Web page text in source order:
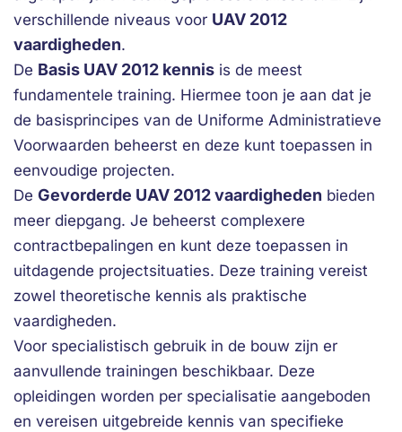
verschillende niveaus voor UAV 2012
vaardigheden.
De Basis UAV 2012 kennis is de meest
fundamentele training. Hiermee toon je aan dat je
de basisprincipes van de Uniforme Administratieve
Voorwaarden beheerst en deze kunt toepassen in
eenvoudige projecten.
De Gevorderde UAV 2012 vaardigheden bieden
meer diepgang. Je beheerst complexere
contractbepalingen en kunt deze toepassen in
uitdagende projectsituaties. Deze training vereist
zowel theoretische kennis als praktische
vaardigheden.
Voor specialistisch gebruik in de bouw zijn er
aanvullende trainingen beschikbaar. Deze
opleidingen worden per specialisatie aangeboden
en vereisen uitgebreide kennis van specifieke